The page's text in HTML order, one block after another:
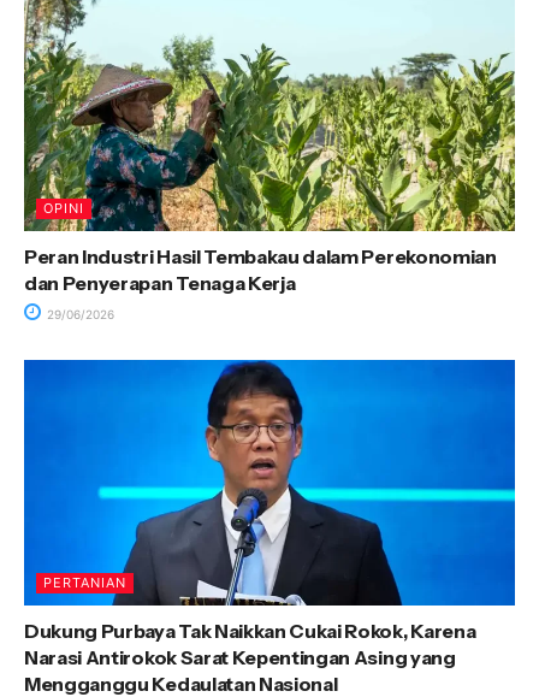
OPINI
Peran Industri Hasil Tembakau dalam Perekonomian
dan Penyerapan Tenaga Kerja
29/06/2026
PERTANIAN
Dukung Purbaya Tak Naikkan Cukai Rokok, Karena
Narasi Antirokok Sarat Kepentingan Asing yang
Mengganggu Kedaulatan Nasional